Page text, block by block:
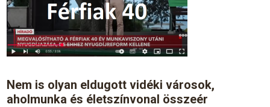
Nem is olyan eldugott vidéki városok,
aholmunka és életszínvonal összeér